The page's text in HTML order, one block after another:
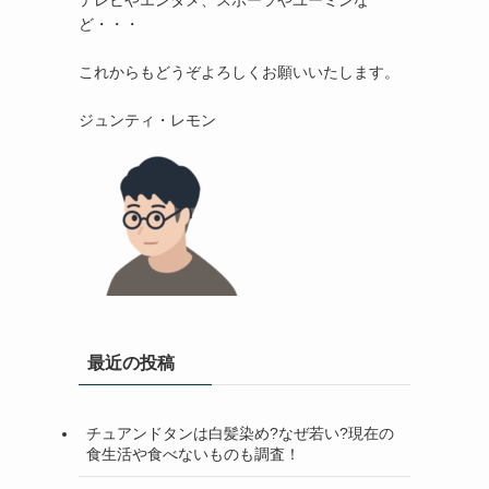
ど・・・
これからもどうぞよろしくお願いいたします。
最近の投稿
チュアンドタンは白髪染め?なぜ若い?現在の
食生活や食べないものも調査！